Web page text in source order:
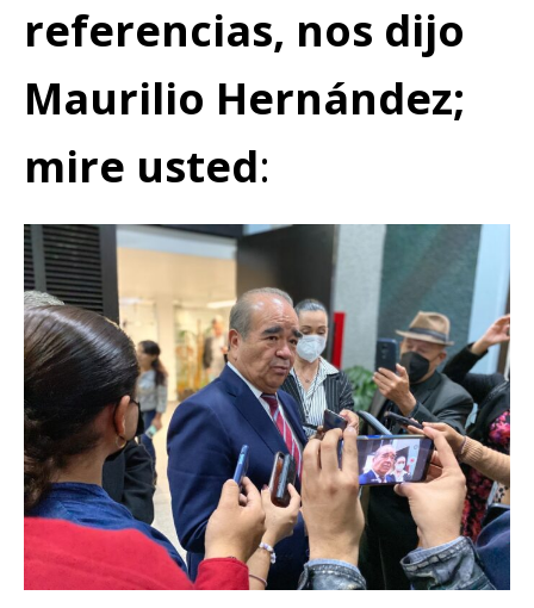
referencias, nos dijo
Maurilio Hernández;
mire usted: